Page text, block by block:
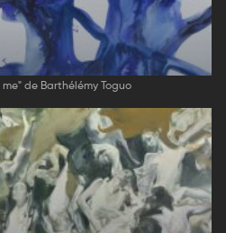
de Barthélémy Toguo